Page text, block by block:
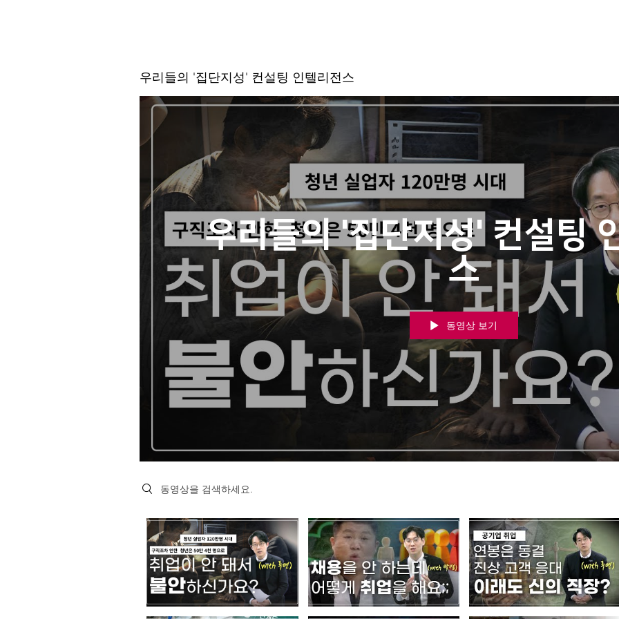
우리들의 '집단지성' 컨설팅 인텔리전스
우리들의 '집단지성' 컨설팅
스
동영상 보기
Search videos